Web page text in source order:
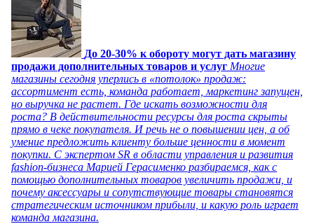
До 20-30% к обороту могут дать магазину
продажи дополнительных товаров и услуг Многие
магазины сегодня уперлись в «потолок» продаж:
ассортимент есть, команда работает, маркетинг запущен,
но выручка не растет. Где искать возможности для
роста? В действительности ресурсы для роста скрыты
прямо в чеке покупателя. И речь не о повышении цен, а об
умение предложить клиенту больше ценности в момент
покупки. С экспертом SR в области управления и развития
fashion-бизнеса Марией Герасименко разбираемся, как с
помощью дополнительных товаров увеличить продажи, и
почему аксессуары и сопутствующие товары становятся
стратегическим источником прибыли, и какую роль играет
команда магазина.